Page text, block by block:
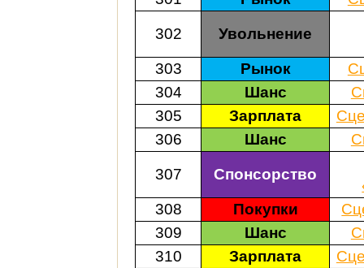
302 Увольнение
303 Рынок
304
Шанс
305
Зарплата
306
Шанс
307 Спонсорство
308
Покупки
309
Шанс
310
Зарплата